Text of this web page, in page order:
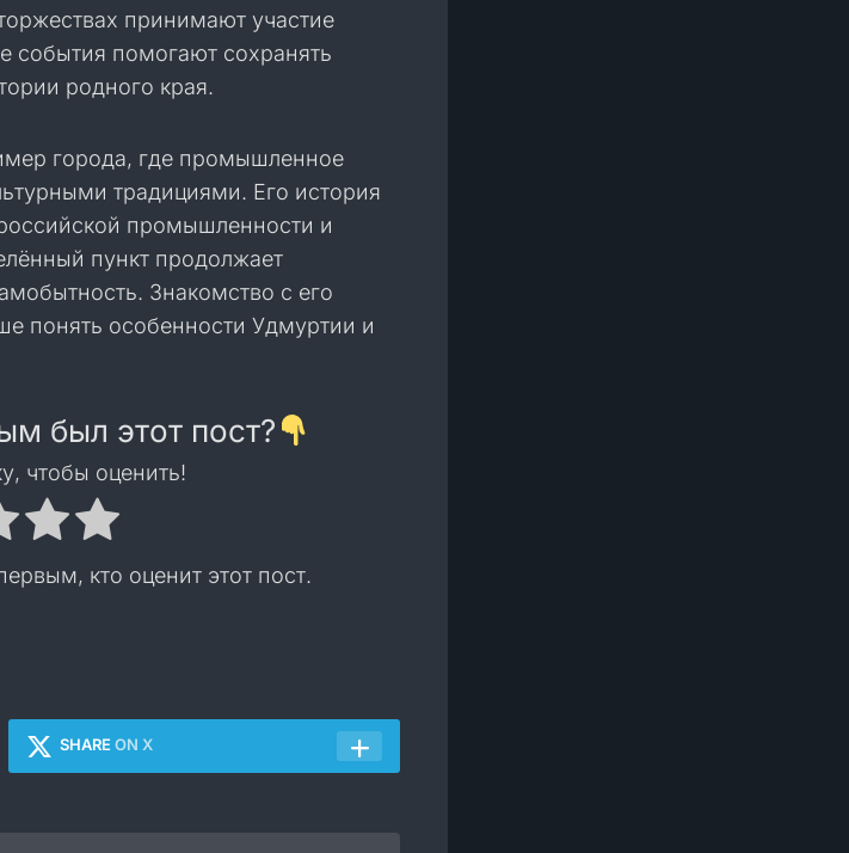
принимают участие
события помогают сохранять
родного края.
города, где промышленное
традициями. Его история
промышленности и
пункт продолжает
Знакомство с его
понять особенности Удмуртии и
был этот пост?
чтобы оценить!
кто оценит этот пост.
SHARE ON X